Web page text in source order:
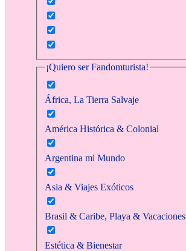
¡Quiero ser Fandomturista!
África, La Tierra Salvaje
América Histórica & Colonial
Argentina mi Mundo
Asia & Viajes Exóticos
Brasil & Caribe, Playa & Vacaciones
Estética & Bienestar